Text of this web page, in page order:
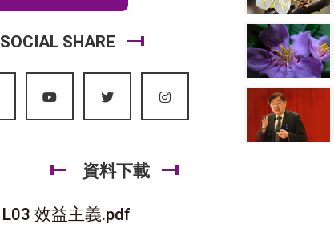
SOCIAL SHARE
資料下載
L03 效益主義.pdf